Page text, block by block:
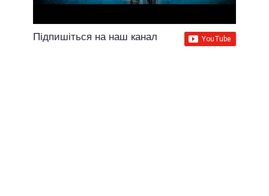
Підпишіться на наш канал